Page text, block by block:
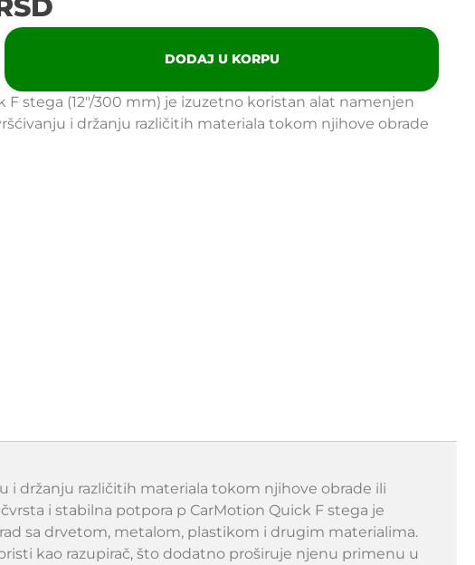
DODAJ U KORPU
F stega (12″/300 mm) je izuzetno koristan alat namenjen
i držanju različitih materiala tokom njihove obrade
i držanju različitih materiala tokom njihove obrade ili
i stabilna potpora p CarMotion Quick F stega je
sa drvetom, metalom, plastikom i drugim materialima.
kao razupirač, što dodatno proširuje njenu primenu u